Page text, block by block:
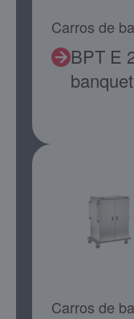
Carros de
BPT E
banquet
Carros de